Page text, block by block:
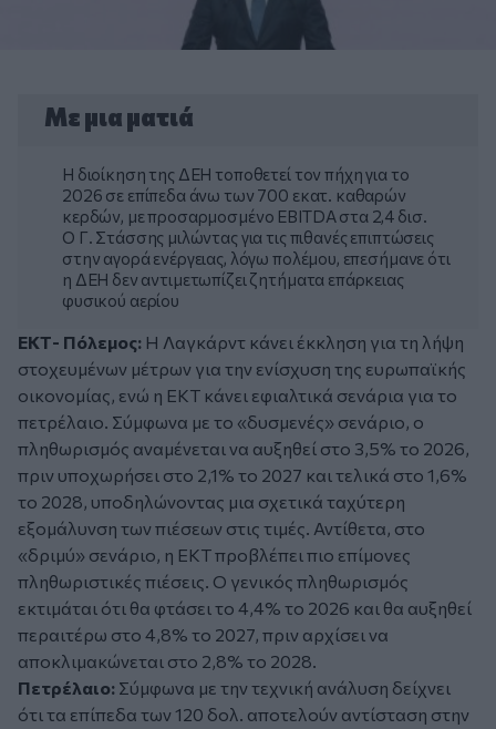
Με μια ματιά
H διοίκηση της ΔΕΗ τοποθετεί τον πήχη για το
2026 σε επίπεδα άνω των 700 εκατ. καθαρών
κερδών, με προσαρμοσμένο EBITDA στα 2,4 δισ.
Ο Γ. Στάσσης μιλώντας για τις πιθανές επιπτώσεις
στην αγορά ενέργειας, λόγω πολέμου, επεσήμανε ότι
η ΔΕΗ δεν αντιμετωπίζει ζητήματα επάρκειας
φυσικού αερίου
ΕΚΤ- Πόλεμος: H Λαγκάρντ κάνει έκκληση για τη λήψη
στοχευμένων μέτρων για την ενίσχυση της ευρωπαϊκής
οικονομίας, ενώ η ΕΚΤ κάνει εφιαλτικά σενάρια για το
πετρέλαιο. Σύμφωνα με το «δυσμενές» σενάριο, ο
πληθωρισμός αναμένεται να αυξηθεί στο 3,5% το 2026,
πριν υποχωρήσει στο 2,1% το 2027 και τελικά στο 1,6%
το 2028, υποδηλώνοντας μια σχετικά ταχύτερη
εξομάλυνση των πιέσεων στις τιμές. Αντίθετα, στο
«δριμύ» σενάριο, η ΕΚΤ προβλέπει πιο επίμονες
πληθωριστικές πιέσεις. Ο γενικός πληθωρισμός
εκτιμάται ότι θα φτάσει το 4,4% το 2026 και θα αυξηθεί
περαιτέρω στο 4,8% το 2027, πριν αρχίσει να
αποκλιμακώνεται στο 2,8% το 2028.
Πετρέλαιο: Σύμφωνα με την τεχνική ανάλυση δείχνει
ότι τα επίπεδα των 120 δολ. αποτελούν αντίσταση στην